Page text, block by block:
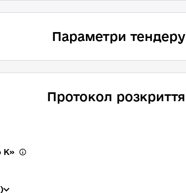
Параметри тендеру
Протокол розкриття
К»